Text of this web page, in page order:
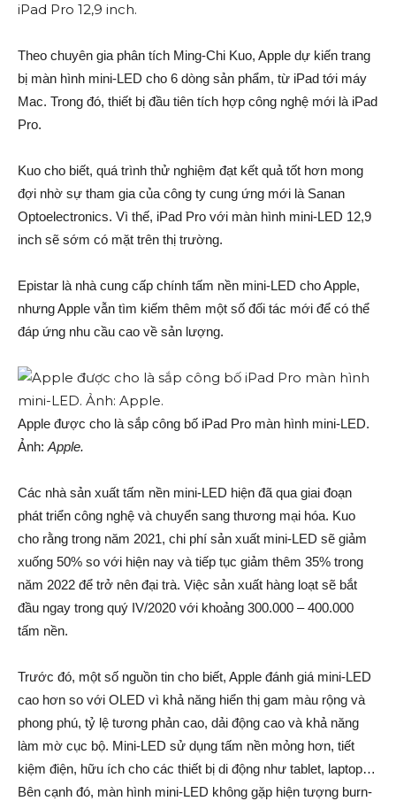
iPad Pro 12,9 inch.
Theo chuyên gia phân tích Ming-Chi Kuo, Apple dự kiến trang
bị màn hình mini-LED cho 6 dòng sản phẩm, từ iPad tới máy
Mac. Trong đó, thiết bị đầu tiên tích hợp công nghệ mới là iPad
Pro.
Kuo cho biết, quá trình thử nghiệm đạt kết quả tốt hơn mong
đợi nhờ sự tham gia của công ty cung ứng mới là Sanan
Optoelectronics. Vì thế, iPad Pro với màn hình mini-LED 12,9
inch sẽ sớm có mặt trên thị trường.
Epistar là nhà cung cấp chính tấm nền mini-LED cho Apple,
nhưng Apple vẫn tìm kiếm thêm một số đối tác mới để có thể
đáp ứng nhu cầu cao về sản lượng.
Apple được cho là sắp công bố iPad Pro màn hình mini-LED.
Ảnh: Apple.
Các nhà sản xuất tấm nền mini-LED hiện đã qua giai đoạn
phát triển công nghệ và chuyển sang thương mại hóa. Kuo
cho rằng trong năm 2021, chi phí sản xuất mini-LED sẽ giảm
xuống 50% so với hiện nay và tiếp tục giảm thêm 35% trong
năm 2022 để trở nên đại trà. Việc sản xuất hàng loạt sẽ bắt
đầu ngay trong quý IV/2020 với khoảng 300.000 – 400.000
tấm nền.
Trước đó, một số nguồn tin cho biết, Apple đánh giá mini-LED
cao hơn so với OLED vì khả năng hiển thị gam màu rộng và
phong phú, tỷ lệ tương phản cao, dải động cao và khả năng
làm mờ cục bộ. Mini-LED sử dụng tấm nền mỏng hơn, tiết
kiệm điện, hữu ích cho các thiết bị di động như tablet, laptop…
Bên cạnh đó, màn hình mini-LED không gặp hiện tượng burn-